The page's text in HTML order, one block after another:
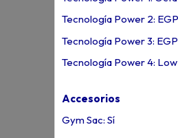
Tecnología Power 2:
Tecnología Power 3:
Tecnología Power 4:
Accesorios
Gym Sac: Sí